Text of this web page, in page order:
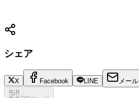
シェア
X Facebook LINE メール